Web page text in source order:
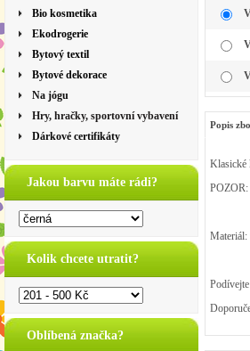
Bio kosmetika
Ekodrogerie
Bytový textil
Bytové dekorace
Na jógu
Hry, hračky, sportovní vybavení
Dárkové certifikáty
Jakou barvu máte rádi?
Kolik chcete utratit?
Oblíbená značka?
Popis
Klasické
POZOR:
Materiál: